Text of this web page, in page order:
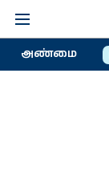
அண்மை